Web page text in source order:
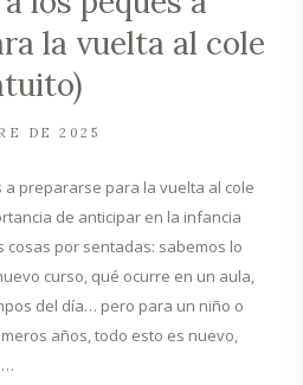
la vuelta al cole
DE 2025
prepararse para la vuelta al cole
de anticipar en la infancia
cosas por sentadas: sabemos lo
curso, qué ocurre en un aula,
del día… pero para un niño o
años, todo esto es nuevo,